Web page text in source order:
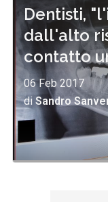
Dentisti,
dall'alto
contatto
06 Feb 2017
diSandro